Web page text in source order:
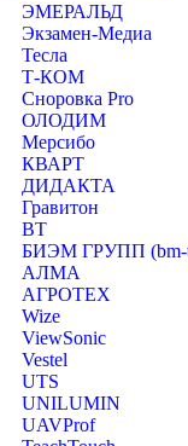
ЭМЕРАЛЬД
Экзамен-Медиа
Тесла
Т-КОМ
Сноровка Pro
ОЛОДИМ
Мерсибо
КВАРТ
ДИДАКТА
Гравитон
ВТ
БИЭМ ГРУПП (bm-
АЛМА
АГРОТЕХ
Wize
ViewSonic
Vestel
UTS
UNILUMIN
UAVProf